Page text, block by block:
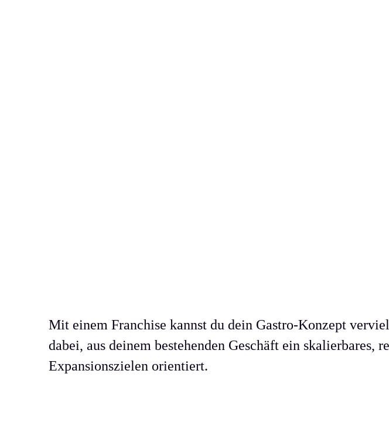
Mit einem Franchise kannst du dein Gastro-Konzept
dabei, aus deinem bestehenden Geschäft ein skalierbares,
Expansionszielen orientiert.